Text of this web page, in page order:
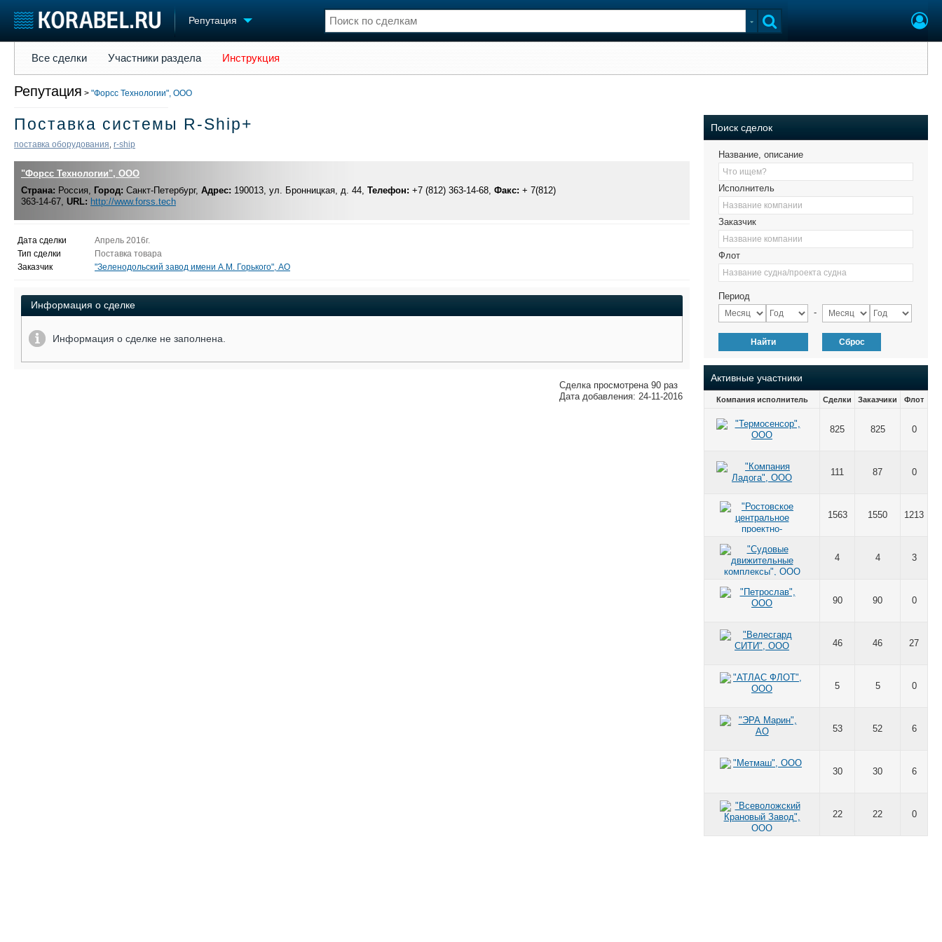
Репутация
Судостроение
Пульс
Компании
Репутация
Работа
Крюинг
Журнал
Торговая площадка
Доска объявлений
Оборудование
Изделия
Материалы
Услуги
Конференции
Флот
Все сделки Участники раздела Инструкция
Репутация > "Форсс Технологии", ООО
Поставка системы R-Ship+
поставка оборудования r-ship
"Форсс Технологии", ООО
Страна: Россия, Город: Санкт-Петербург, Адрес: 190013, ул. Бронницкая, д. 44, Телефон: +7 (812) 363-14-68, Факс: + 7(812)
363-14-67, URL: http://www.forss.tech
Дата сделки
Апрель 2016г.
Тип сделки
Поставка товара
Заказчик
"Зеленодольский завод имени А.М. Горького", АО
Информация о сделке
Информация о сделке не заполнена.
Сделка просмотрена 90 раз
Дата добавления: 24-11-2016
Поиск сделок
Название, описание
Что ищем?
Исполнитель
Название компании
Заказчик
Название компании
Флот
Название судна/проекта судна
Период
-
Найти Сброс
Активные участники
Компания исполнитель Сделки Заказчики Флот
825 825 0
111 87 0
1563 1550 1213
4 4 3
90 90 0
46 46 27
5 5 0
53 52 6
30 30 6
22 22 0